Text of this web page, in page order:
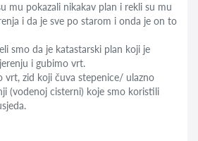
mu pokazali nikakav plan i rekli su mu
i da je sve po starom i onda je on to
smo da je katastarski plan koji je
i gubimo vrt.
vrt, zid koji čuva stepenice/ ulazno
(vodenoj cisterni) koje smo koristili